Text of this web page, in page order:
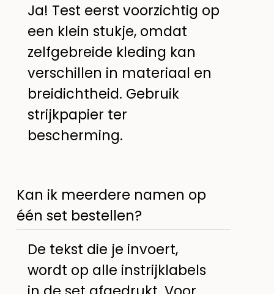
Ja! Test eerst voorzichtig op
een klein stukje, omdat
zelfgebreide kleding kan
verschillen in materiaal en
breidichtheid. Gebruik
strijkpapier ter
bescherming.
Kan ik meerdere namen op
één set bestellen?
De tekst die je invoert,
wordt op alle instrijklabels